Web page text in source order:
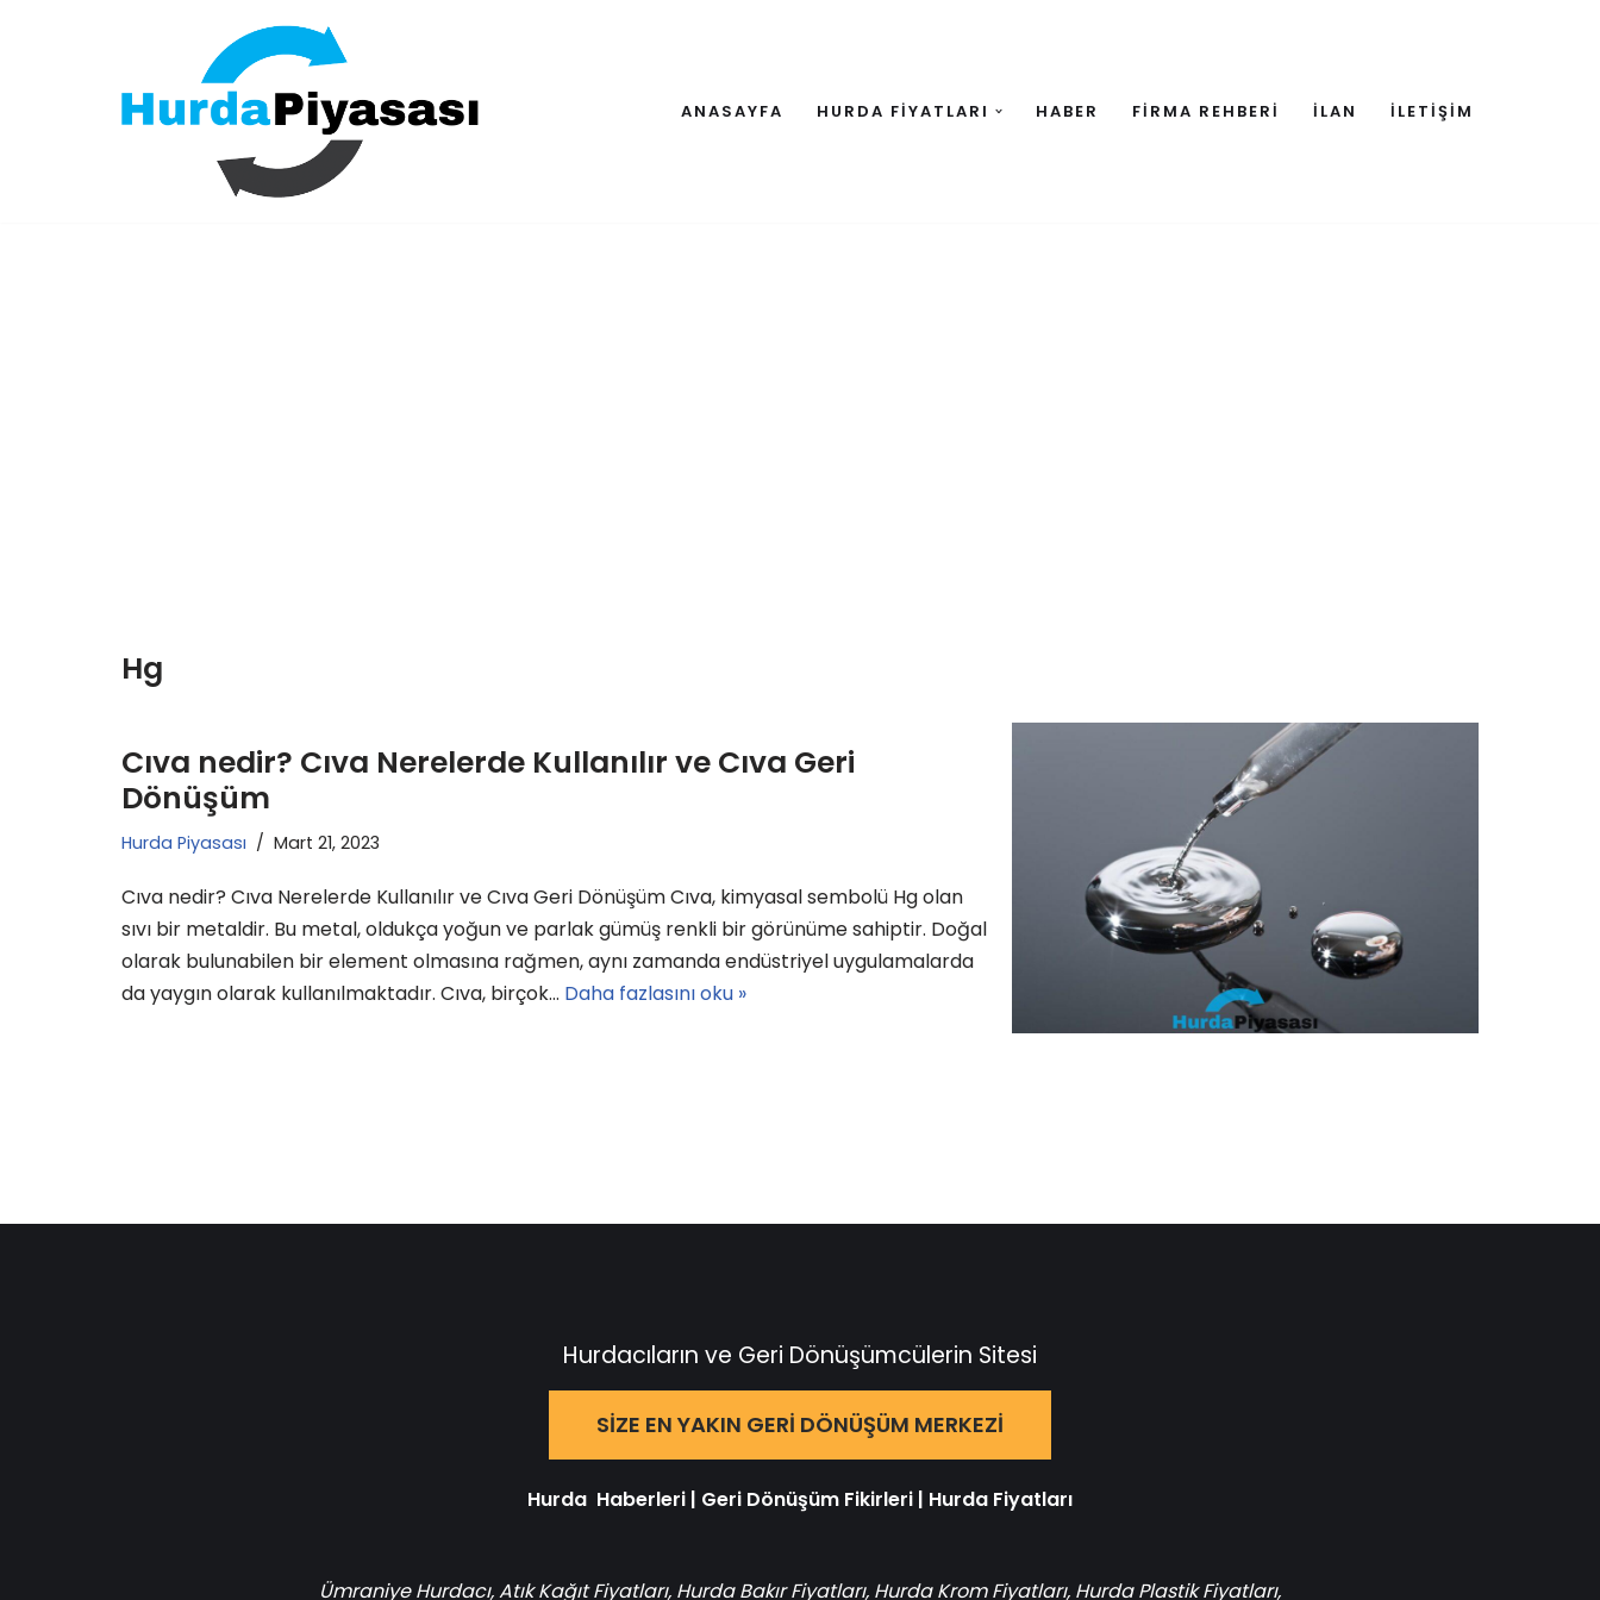
ANASAYFA HURDA FİYATLARI HABER FİRMA REHBERİ İLAN İLETİŞİM
Hg
Cıva nedir? Cıva Nerelerde Kullanılır ve Cıva Geri
Dönüşüm
Hurda Piyasası Mart 21, 2023
Cıva nedir? Cıva Nerelerde Kullanılır ve Cıva Geri Dönüşüm Cıva, kimyasal sembolü Hg olan
sıvı bir metaldir. Bu metal, oldukça yoğun ve parlak gümüş renkli bir görünüme sahiptir. Doğal
olarak bulunabilen bir element olmasına rağmen, aynı zamanda endüstriyel uygulamalarda
da yaygın olarak kullanılmaktadır. Cıva, birçok… Daha fazlasını oku »
Hurdacıların ve Geri Dönüşümcülerin Sitesi
SIZE EN YAKIN GERI DÖNÜŞÜM MERKEZI
Hurda Haberleri | Geri Dönüşüm Fikirleri | Hurda Fiyatları
Ümraniye Hurdacı,Atık Kağıt Fiyatları, Hurda Bakır Fiyatları, Hurda Krom Fiyatları, Hurda Plastik Fiyatları,